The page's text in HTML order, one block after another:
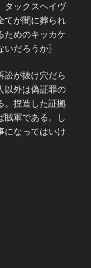
タックスヘイヴ
てが闇に葬られ
ためのキッカケ
だろうか〗
訟が抜け穴だら
以外は偽証罪の
。捏造した証拠
賊軍である。し
になってはいけ